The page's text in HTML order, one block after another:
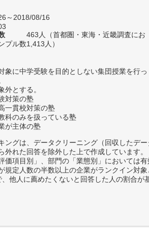
～2018/08/16
463人（首都圏・東海・近畿調査にお
プル数1,413人）
象に中学受験を目的としない集団授業を行っ
外とする。
対策の塾
一貫校対策の塾
科のみを扱っている塾
が主体の塾
グは、データクリーニング（回収したデー
れた回答を除外した上で作成しています。
項目別」、部門の「業態別」においては
規定人数の半数以上の企業がランクイン対象
他人に薦めたくないと回答した人の割合が